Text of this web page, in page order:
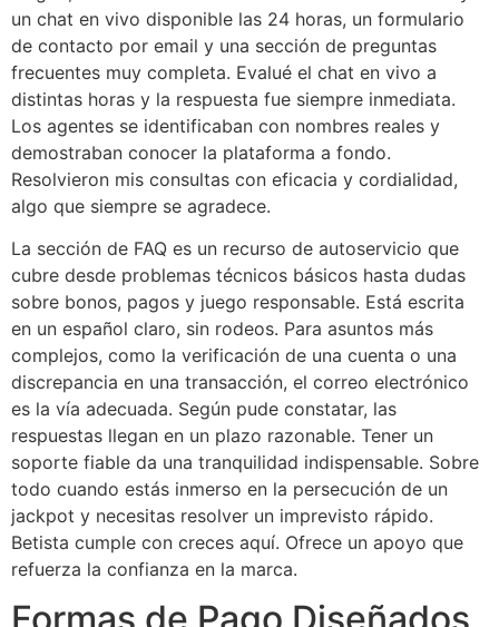
un chat en vivo disponible las 24 horas, un formulario
de contacto por email y una sección de preguntas
frecuentes muy completa. Evalué el chat en vivo a
distintas horas y la respuesta fue siempre inmediata.
Los agentes se identificaban con nombres reales y
demostraban conocer la plataforma a fondo.
Resolvieron mis consultas con eficacia y cordialidad,
algo que siempre se agradece.
La sección de FAQ es un recurso de autoservicio que
cubre desde problemas técnicos básicos hasta dudas
sobre bonos, pagos y juego responsable. Está escrita
en un español claro, sin rodeos. Para asuntos más
complejos, como la verificación de una cuenta o una
discrepancia en una transacción, el correo electrónico
es la vía adecuada. Según pude constatar, las
respuestas llegan en un plazo razonable. Tener un
soporte fiable da una tranquilidad indispensable. Sobre
todo cuando estás inmerso en la persecución de un
jackpot y necesitas resolver un imprevisto rápido.
Betista cumple con creces aquí. Ofrece un apoyo que
refuerza la confianza en la marca.